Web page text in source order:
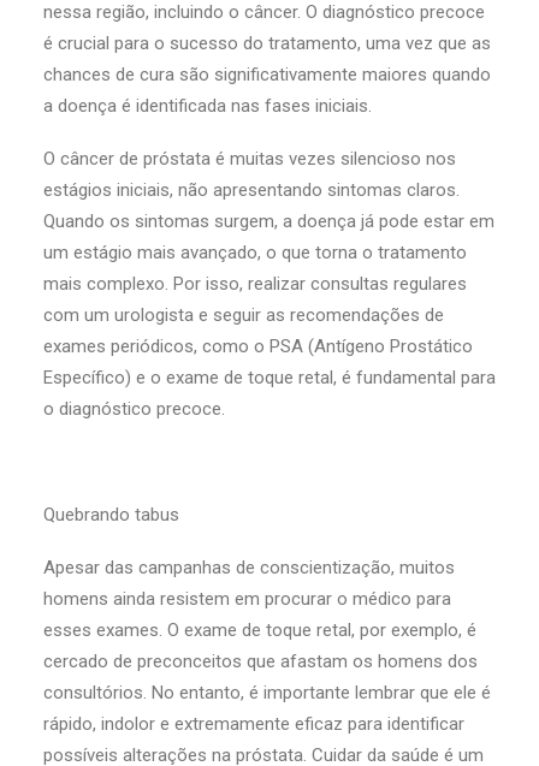
nessa região, incluindo o câncer. O diagnóstico precoce
é crucial para o sucesso do tratamento, uma vez que as
chances de cura são significativamente maiores quando
a doença é identificada nas fases iniciais.
O câncer de próstata é muitas vezes silencioso nos
estágios iniciais, não apresentando sintomas claros.
Quando os sintomas surgem, a doença já pode estar em
um estágio mais avançado, o que torna o tratamento
mais complexo. Por isso, realizar consultas regulares
com um urologista e seguir as recomendações de
exames periódicos, como o PSA (Antígeno Prostático
Específico) e o exame de toque retal, é fundamental para
o diagnóstico precoce.
Quebrando tabus
Apesar das campanhas de conscientização, muitos
homens ainda resistem em procurar o médico para
esses exames. O exame de toque retal, por exemplo, é
cercado de preconceitos que afastam os homens dos
consultórios. No entanto, é importante lembrar que ele é
rápido, indolor e extremamente eficaz para identificar
possíveis alterações na próstata. Cuidar da saúde é um